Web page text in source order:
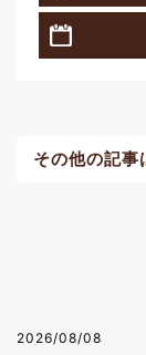
その他の記事
2026/08/08